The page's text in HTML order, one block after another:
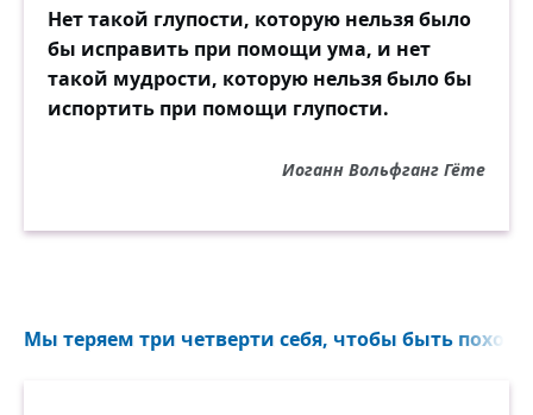
Нет такой глупости, которую нельзя было
бы исправить при помощи ума, и нет
такой мудрости, которую нельзя было бы
испортить при помощи глупости.
Иоганн Вольфганг Гёте
Мы теряем три четверти себя, чтобы быть